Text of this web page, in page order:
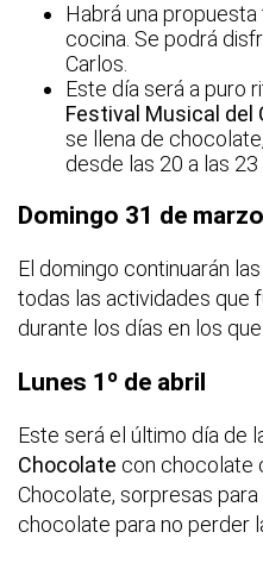
Habrá una
cocina. Se podrá
Carlos.
Este día será a puro
Festival Musical del
se llena de
desde las 20 a las 23
Domingo 31 de marzo
El domingo continuarán
todas las actividades que
durante los días en los
Lunes 1º de abril
Este será el último día de
Chocolate con chocolate
Chocolate, sorpresas
chocolate para no perder